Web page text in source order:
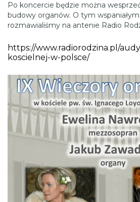
Po koncercie będzie można
budowy organów. O tym
rozmawialiśmy na antenie Radio
https://www.radiorodzina.pl/
koscielnej-w-polsce/